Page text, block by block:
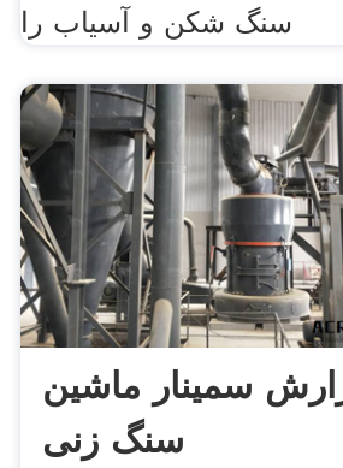
سنگ شكن و آسیاب را
سمینار ماشین
سنگ زنی